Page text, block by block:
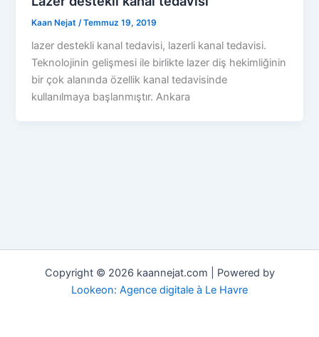
Kaan Nejat /Temmuz 19, 2019
lazer destekli kanal tedavisi, lazerli kanal tedavisi.
Teknolojinin gelişmesi ile birlikte lazer diş hekimliğinin
bir çok alanında özellik kanal tedavisinde
kullanılmaya başlanmıştır. Ankara
Copyright © 2026 kaannejat.com | Powered by
Lookeon: Agence digitale à Le Havre